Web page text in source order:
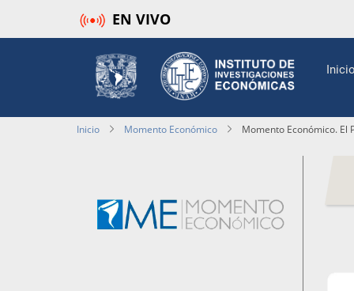
al
EN VIVO
Inicio Momento Económico Momento Económico. El